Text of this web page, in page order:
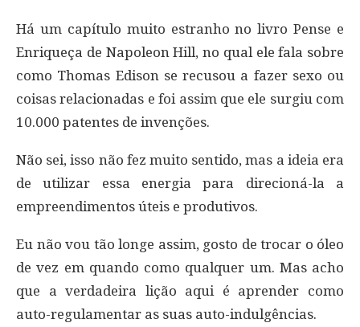
Há um capítulo muito estranho no livro Pense e
Enriqueça de Napoleon Hill, no qual ele fala sobre
como Thomas Edison se recusou a fazer sexo ou
coisas relacionadas e foi assim que ele surgiu com
10.000 patentes de invenções.
Não sei, isso não fez muito sentido, mas a ideia era
de utilizar essa energia para direcioná-la a
empreendimentos úteis e produtivos.
Eu não vou tão longe assim, gosto de trocar o óleo
de vez em quando como qualquer um. Mas acho
que a verdadeira lição aqui é aprender como
auto-regulamentar as suas auto-indulgências.